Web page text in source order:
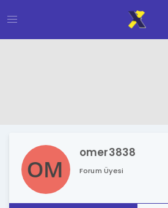
omer3838
Forum Üyesi